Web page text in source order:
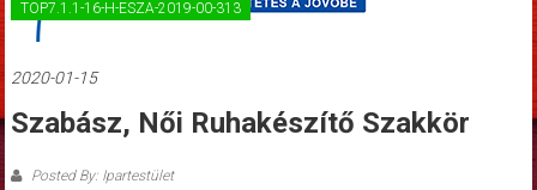
TOP7.1.1-16-H-ESZA-2019-00-313
2020-01-15
Szabász, Női Ruhakészítő Szakkör
Posted By: Ipartestület